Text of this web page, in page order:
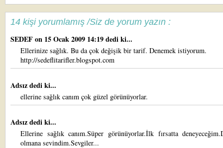
14 kişi yorumlamış /Siz de yorum yazın :
SEDEFon 15 Ocak 2009 14:19 dedi ki...
Ellerinize sağlık. Bu da çok değişik bir tarif. Denemek istiyorum.
http://sedeflitarifler.blogspot.com
Adsız dedi ki...
ellerine sağlık canım çok güzel görünüyorlar.
Adsız dedi ki...
Ellerine sağlık canım.Süper görünüyorlar.İlk fırsatta
olmana sevindim.Sevgiler...